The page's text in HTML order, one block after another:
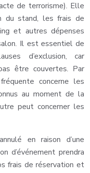
de terrorisme). Elle
du stand, les frais de
et autres dépenses
Il est essentiel de
d’exclusion, car
être couvertes. Par
concerne les
au moment de la
peut concerner les
en raison d’une
d’événement prendra
frais de réservation et